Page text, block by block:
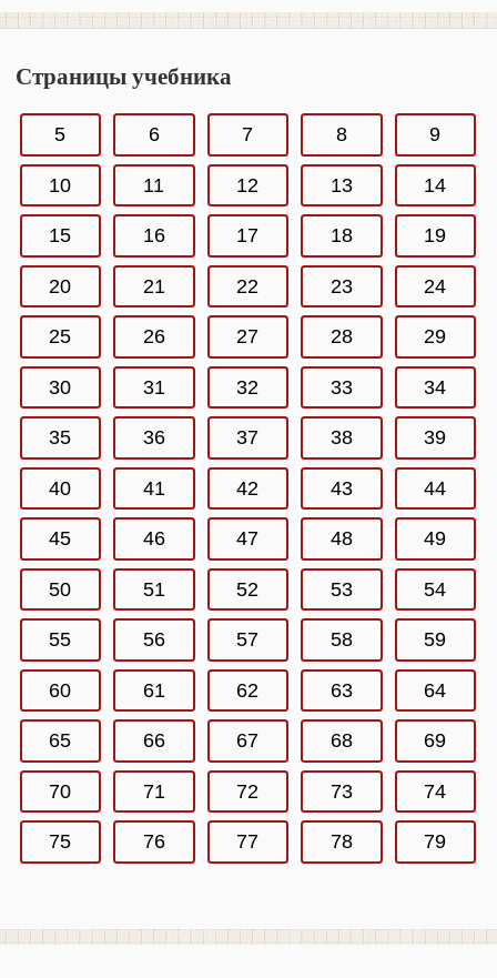
Страницы учебника
5 6 7 8 9
10 11 12 13 14
15 16 17 18 19
20 21 22 23 24
25 26 27 28 29
30 31 32 33 34
35 36 37 38 39
40 41 42 43 44
45 46 47 48 49
50 51 52 53 54
55 56 57 58 59
60 61 62 63 64
65 66 67 68 69
70 71 72 73 74
75 76 77 78 79